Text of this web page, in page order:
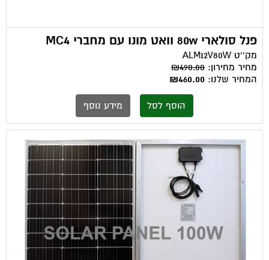
פנל סולארי 80w וואט מונו עם מחברי MC4
מק''ט ALM12V80W
מחיר מחירון: ₪490.00
המחיר שלנו: ₪460.00
הוסף לסל מידע נוסף